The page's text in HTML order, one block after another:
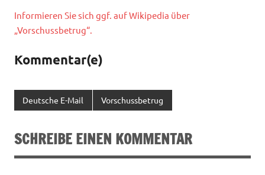
Informieren Sie sich ggf. auf Wikipedia über
„Vorschussbetrug“.
Kommentar(e)
Deutsche E-Mail Vorschussbetrug
SCHREIBE EINEN KOMMENTAR